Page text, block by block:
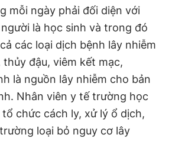
mỗi ngày phải đối diện với
là học sinh và trong đó
các loại dịch bệnh lây nhiễm
thủy đậu, viêm kết mạc,
là nguồn lây nhiễm cho bản
Nhân viên y tế trường học
chức cách ly, xử lý ổ dịch,
loại bỏ nguy cơ lây